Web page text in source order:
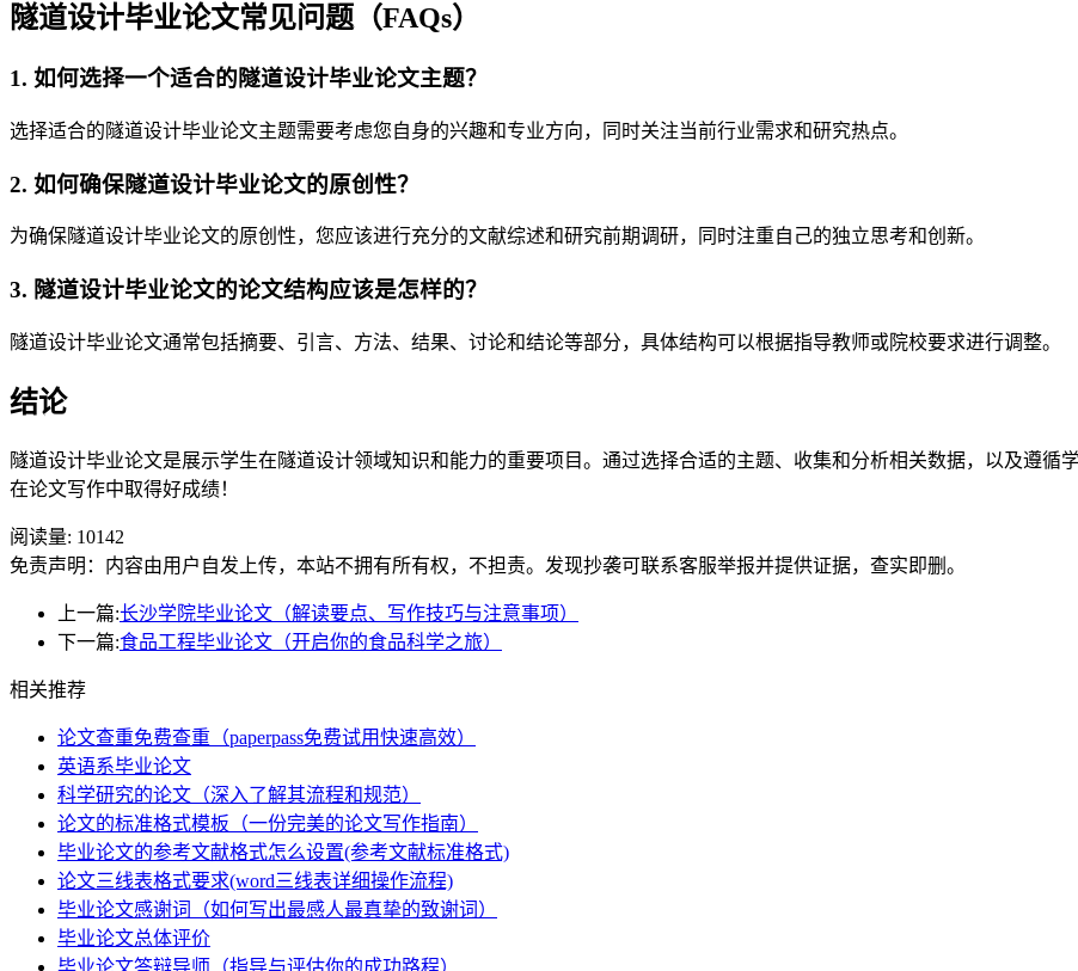
隧道设计毕业论文常见问题（FAQs）
1. 如何选择一个适合的隧道设计毕业论文主题？
选择适合的隧道设计毕业论文主题需要考虑您自身的兴趣和专业方向，同时关注当前行业需求和研究热点。
2. 如何确保隧道设计毕业论文的原创性？
为确保隧道设计毕业论文的原创性，您应该进行充分的文献综述和研究前期调研，同时注重自己的独立思考和创新。
3. 隧道设计毕业论文的论文结构应该是怎样的？
隧道设计毕业论文通常包括摘要、引言、方法、结果、讨论和结论等部分，具体结构可以根据指导教师或院校要求进行调整。
结论
隧道设计毕业论文是展示学生在隧道设计领域知识和能力的重要项目。通过选择合适的主题、收集和分析相关数据，以及遵循
在论文写作中取得好成绩！
阅读量: 10142
免责声明：内容由用户自发上传，本站不拥有所有权，不担责。发现抄袭可联系客服举报并提供证据，查实即删。
上一篇:长沙学院毕业论文（解读要点、写作技巧与注意事项）
下一篇:食品工程毕业论文（开启你的食品科学之旅）
相关推荐
论文查重免费查重（paperpass免费试用快速高效）
英语系毕业论文
科学研究的论文（深入了解其流程和规范）
论文的标准格式模板（一份完美的论文写作指南）
毕业论文的参考文献格式怎么设置(参考文献标准格式)
论文三线表格式要求(word三线表详细操作流程)
毕业论文感谢词（如何写出最感人最真挚的致谢词）
毕业论文总体评价
毕业论文答辩导师（指导与评估你的成功路程）